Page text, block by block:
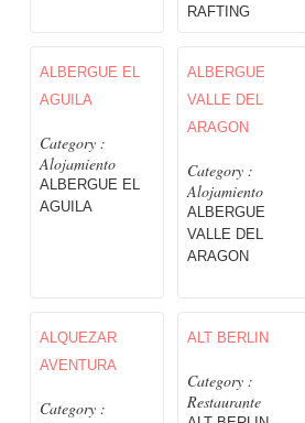
RAFTING
ALBERGUE EL
AGUILA
Category :
Alojamiento
ALBERGUE EL
AGUILA
ALBERGUE
VALLE DEL
ARAGON
Category :
Alojamiento
ALBERGUE
VALLE DEL
ARAGON
ALQUEZAR
AVENTURA
Category :
ALT BERLIN
Category :
Restaurante